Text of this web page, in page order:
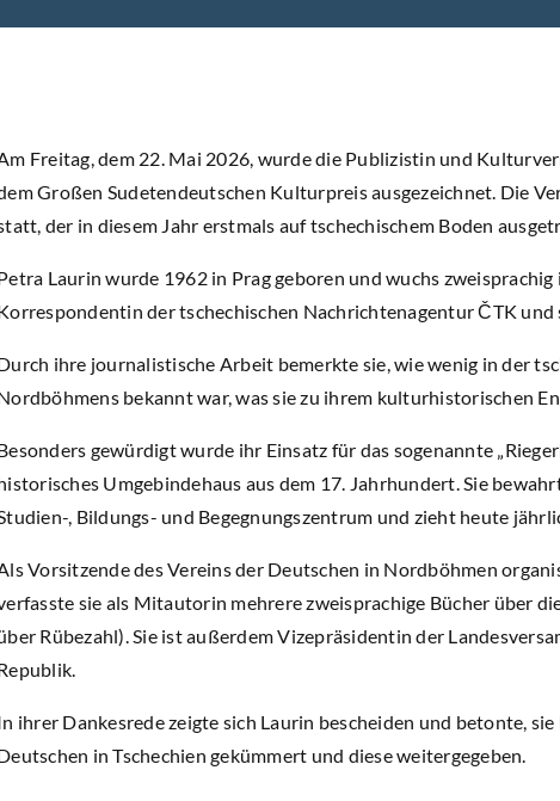
Freitag, dem 22. Mai 2026, wurde die Publizistin und
Großen Sudetendeutschen Kulturpreis ausgezeichnet. Die
der in diesem Jahr erstmals auf tschechischem Boden
Laurin wurde 1962 in Prag geboren und wuchs
der tschechischen Nachrichtenagentur ČTK und
ihre journalistische Arbeit bemerkte sie, wie wenig in der
bekannt war, was sie zu ihrem kulturhistorischen
gewürdigt wurde ihr Einsatz für das sogenannte
Umgebindehaus aus dem 17. Jahrhundert. Sie
, Bildungs- und Begegnungszentrum und zieht heute
Vorsitzende des Vereins der Deutschen in Nordböhmen
sie als Mitautorin mehrere zweisprachige Bücher über
Rübezahl). Sie ist außerdem Vizepräsidentin der
ihrer Dankesrede zeigte sich Laurin bescheiden und betonte,
in Tschechien gekümmert und diese weitergegeben.